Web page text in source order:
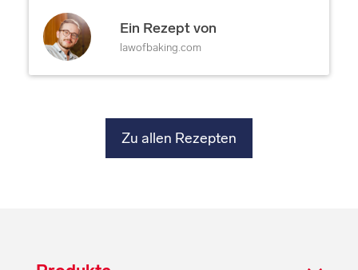
Ein Rezept von
lawofbaking.com
Zu allen Rezepten